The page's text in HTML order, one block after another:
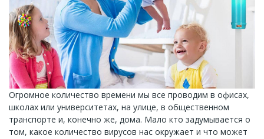
Огромное количество времени мы все проводим в офисах,
школах или университетах, на улице, в общественном
транспорте и, конечно же, дома. Мало кто задумывается о
том, какое количество вирусов нас окружает и что может